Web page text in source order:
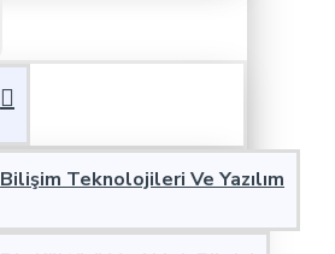
Bilişim Teknolojileri Ve Yazılım